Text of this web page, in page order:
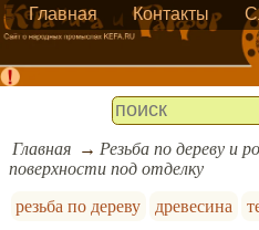
Главная Контакты
Главная Резьба по дереву и
поверхности под отделку
резьба по дереву
древесина